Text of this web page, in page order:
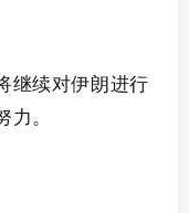
继续对伊朗进行
。